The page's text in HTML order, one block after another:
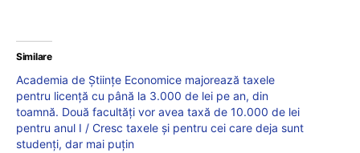
Similare
Academia de Științe Economice majorează taxele
pentru licență cu până la 3.000 de lei pe an, din
toamnă. Două facultăți vor avea taxă de 10.000 de lei
pentru anul I / Cresc taxele și pentru cei care deja sunt
studenți, dar mai puțin